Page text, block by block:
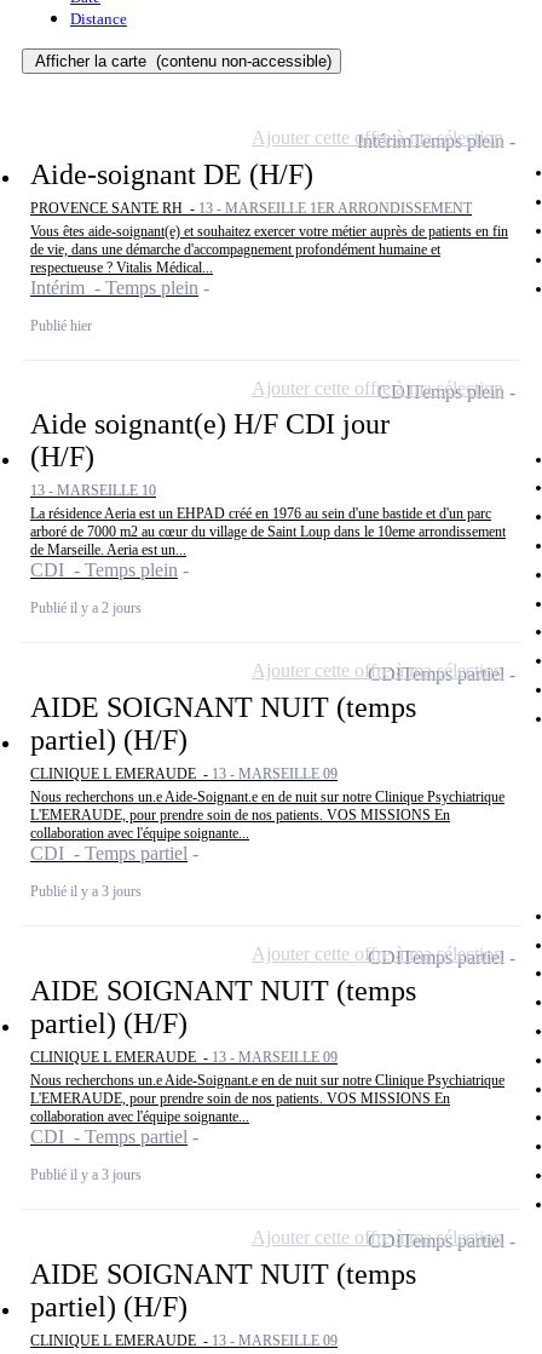
Distance
Afficher la carte (contenu non-accessible)
Aide-soignant DE (H/F)
PROVENCE SANTE RH - 13 - MARSEILLE 1ER ARRONDISSEMENT
Vous êtes aide-soignant(e) et souhaitez exercer votre métier auprès de patients en fin
de vie, dans une démarche d'accompagnement profondément humaine et
respectueuse ? Vitalis Médical...
Intérim - Temps plein
Publié hier
IntérimTemps plein
Ajouter cette offre à ma sélection
Aide soignant(e) H/F CDI jour
(H/F)
13 - MARSEILLE 10
La résidence Aeria est un EHPAD créé en 1976 au sein d'une bastide et d'un parc
arboré de 7000 m2 au cœur du village de Saint Loup dans le 10eme arrondissement
de Marseille. Aeria est un...
CDI - Temps plein
Publié il y a 2 jours
CDITemps plein
Ajouter cette offre à ma sélection
AIDE SOIGNANT NUIT (temps
partiel) (H/F)
CLINIQUE L EMERAUDE - 13 - MARSEILLE 09
Nous recherchons un.e Aide-Soignant.e en de nuit sur notre Clinique Psychiatrique
L'EMERAUDE, pour prendre soin de nos patients. VOS MISSIONS En
collaboration avec l'équipe soignante...
CDI - Temps partiel
Publié il y a 3 jours
CDITemps partiel
Ajouter cette offre à ma sélection
AIDE SOIGNANT NUIT (temps
partiel) (H/F)
CLINIQUE L EMERAUDE - 13 - MARSEILLE 09
Nous recherchons un.e Aide-Soignant.e en de nuit sur notre Clinique Psychiatrique
L'EMERAUDE, pour prendre soin de nos patients. VOS MISSIONS En
collaboration avec l'équipe soignante...
CDI - Temps partiel
Publié il y a 3 jours
CDITemps partiel
Ajouter cette offre à ma sélection
AIDE SOIGNANT NUIT (temps
partiel) (H/F)
CLINIQUE L EMERAUDE - 13 - MARSEILLE 09
CDITemps partiel
Ajouter cette offre à ma sélection